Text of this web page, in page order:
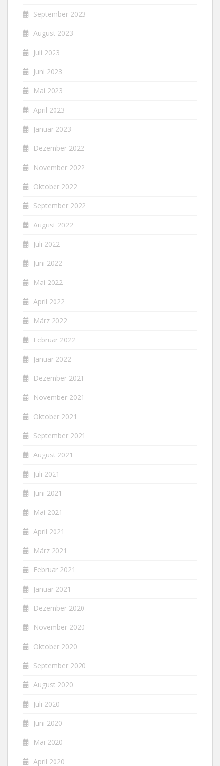
September 2023
August 2023
Juli 2023
Juni 2023
Mai 2023
April 2023
Januar 2023
Dezember 2022
November 2022
Oktober 2022
September 2022
August 2022
Juli 2022
Juni 2022
Mai 2022
April 2022
März 2022
Februar 2022
Januar 2022
Dezember 2021
November 2021
Oktober 2021
September 2021
August 2021
Juli 2021
Juni 2021
Mai 2021
April 2021
März 2021
Februar 2021
Januar 2021
Dezember 2020
November 2020
Oktober 2020
September 2020
August 2020
Juli 2020
Juni 2020
Mai 2020
April 2020